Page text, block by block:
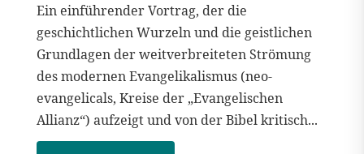
Ein einführender Vortrag, der die
geschichtlichen Wurzeln und die geistlichen
Grundlagen der weitverbreiteten Strömung
des modernen Evangelikalismus (neo-
evangelicals, Kreise der „Evangelischen
Allianz“) aufzeigt und von der Bibel kritisch...